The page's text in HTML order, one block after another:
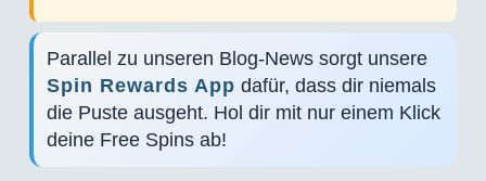
Parallel zu unseren Blog-News sorgt unsere
Spin Rewards App dafür, dass dir niemals
die Puste ausgeht. Hol dir mit nur einem Klick
deine Free Spins ab!